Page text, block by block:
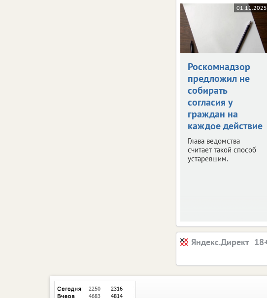
01.11.2025
Роскомнадзор
предложил не
собирать
согласия у
граждан на
каждое действие
Глава ведомства
считает такой способ
устаревшим.
Яндекс.Директ